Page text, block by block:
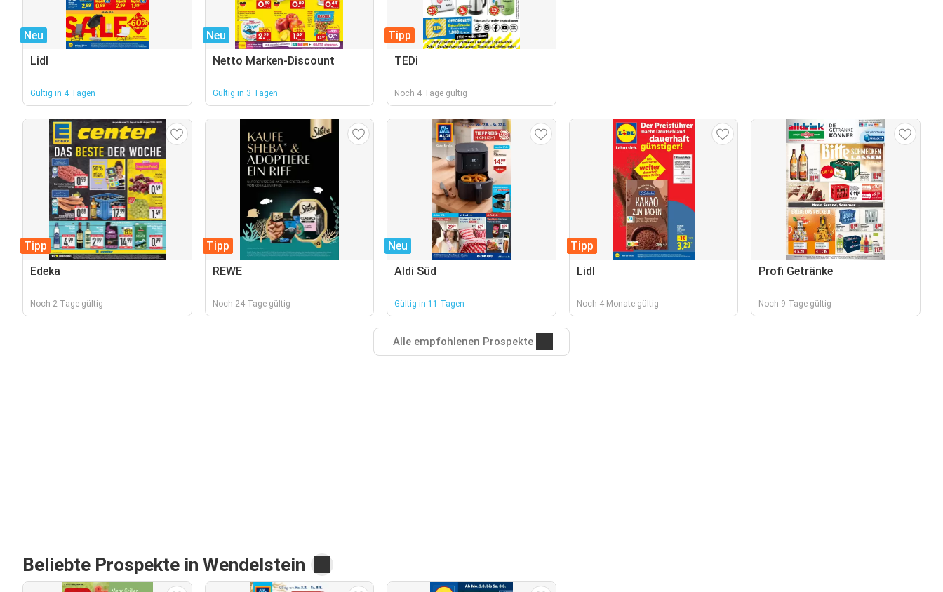
Neu
Lidl
Gültig in 4 Tagen
Neu
Netto Marken-Discount
Gültig in 3 Tagen
Tipp
TEDi
Noch 4 Tage gültig
Tipp
Edeka
Noch 2 Tage gültig
Tipp
REWE
Noch 24 Tage gültig
Neu
Aldi Süd
Gültig in 11 Tagen
Tipp
Lidl
Noch 4 Monate gültig
Profi Getränke
Noch 9 Tage gültig
Alle empfohlenen Prospekte
Beliebte Prospekte in Wendelstein